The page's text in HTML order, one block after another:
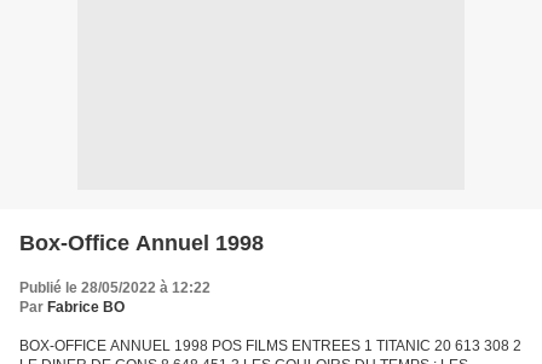
Box-Office Annuel 1998
Publié le 28/05/2022 à 12:22
Par Fabrice BO
BOX-OFFICE ANNUEL 1998 POS FILMS ENTREES 1 TITANIC 20 613 308 2